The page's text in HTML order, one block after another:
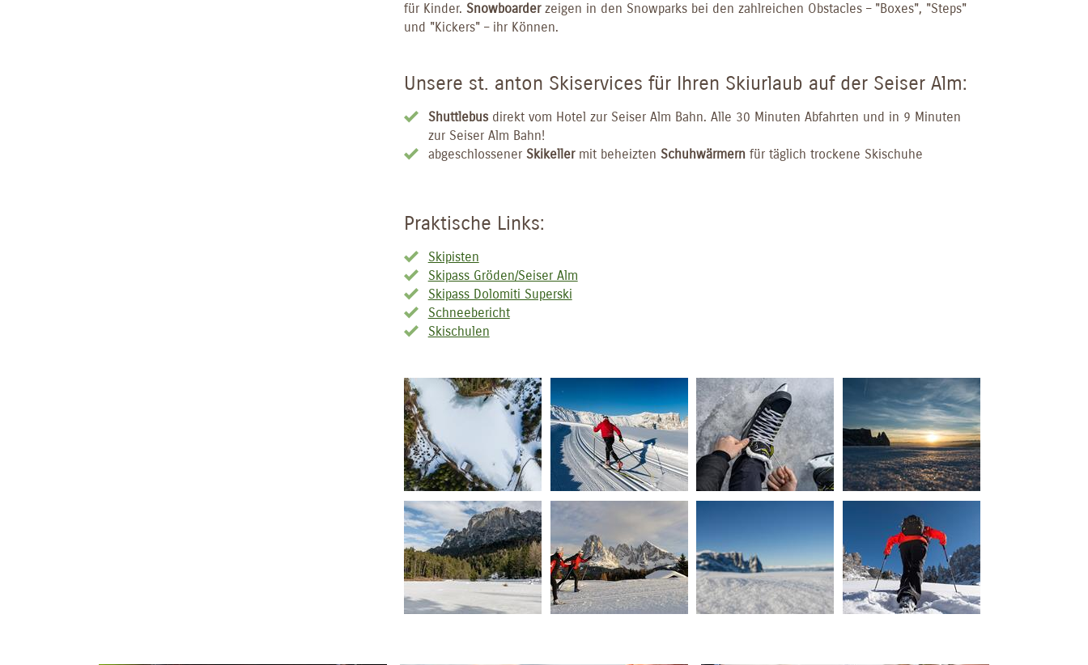
für Kinder. Snowboarder zeigen in den Snowparks bei den zahlreichen Obstacles – "Boxes", "Steps"
und "Kickers" – ihr Können.
Unsere st. anton Skiservices für Ihren Skiurlaub auf der Seiser Alm:
Shuttlebus direkt vom Hotel zur Seiser Alm Bahn. Alle 30 Minuten Abfahrten und in 9 Minuten
zur Seiser Alm Bahn!
abgeschlossener Skikeller mit beheizten Schuhwärmern für täglich trockene Skischuhe
Praktische Links:
Skipisten
Skipass Gröden/Seiser Alm
Skipass Dolomiti Superski
Schneebericht
Skischulen